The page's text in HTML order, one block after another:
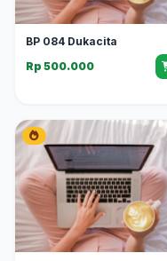
BP 084 Dukacita
Rp 500.000